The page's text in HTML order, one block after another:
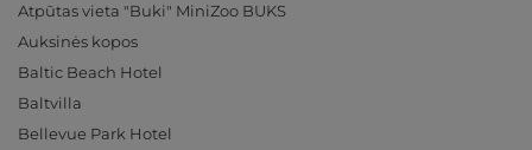
Atpūtas vieta "Buki" MiniZoo BUKS
Auksinės kopos
Baltic Beach Hotel
Baltvilla
Bellevue Park Hotel